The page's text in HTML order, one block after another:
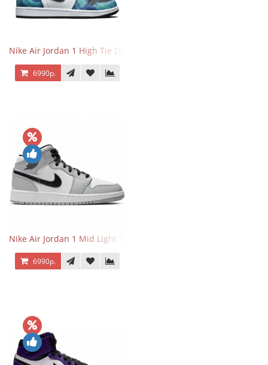
Nike Air Jordan 1 High Tie Dye
6990р.
Nike Air Jordan 1 Mid Light Smoke Grey
6990р.